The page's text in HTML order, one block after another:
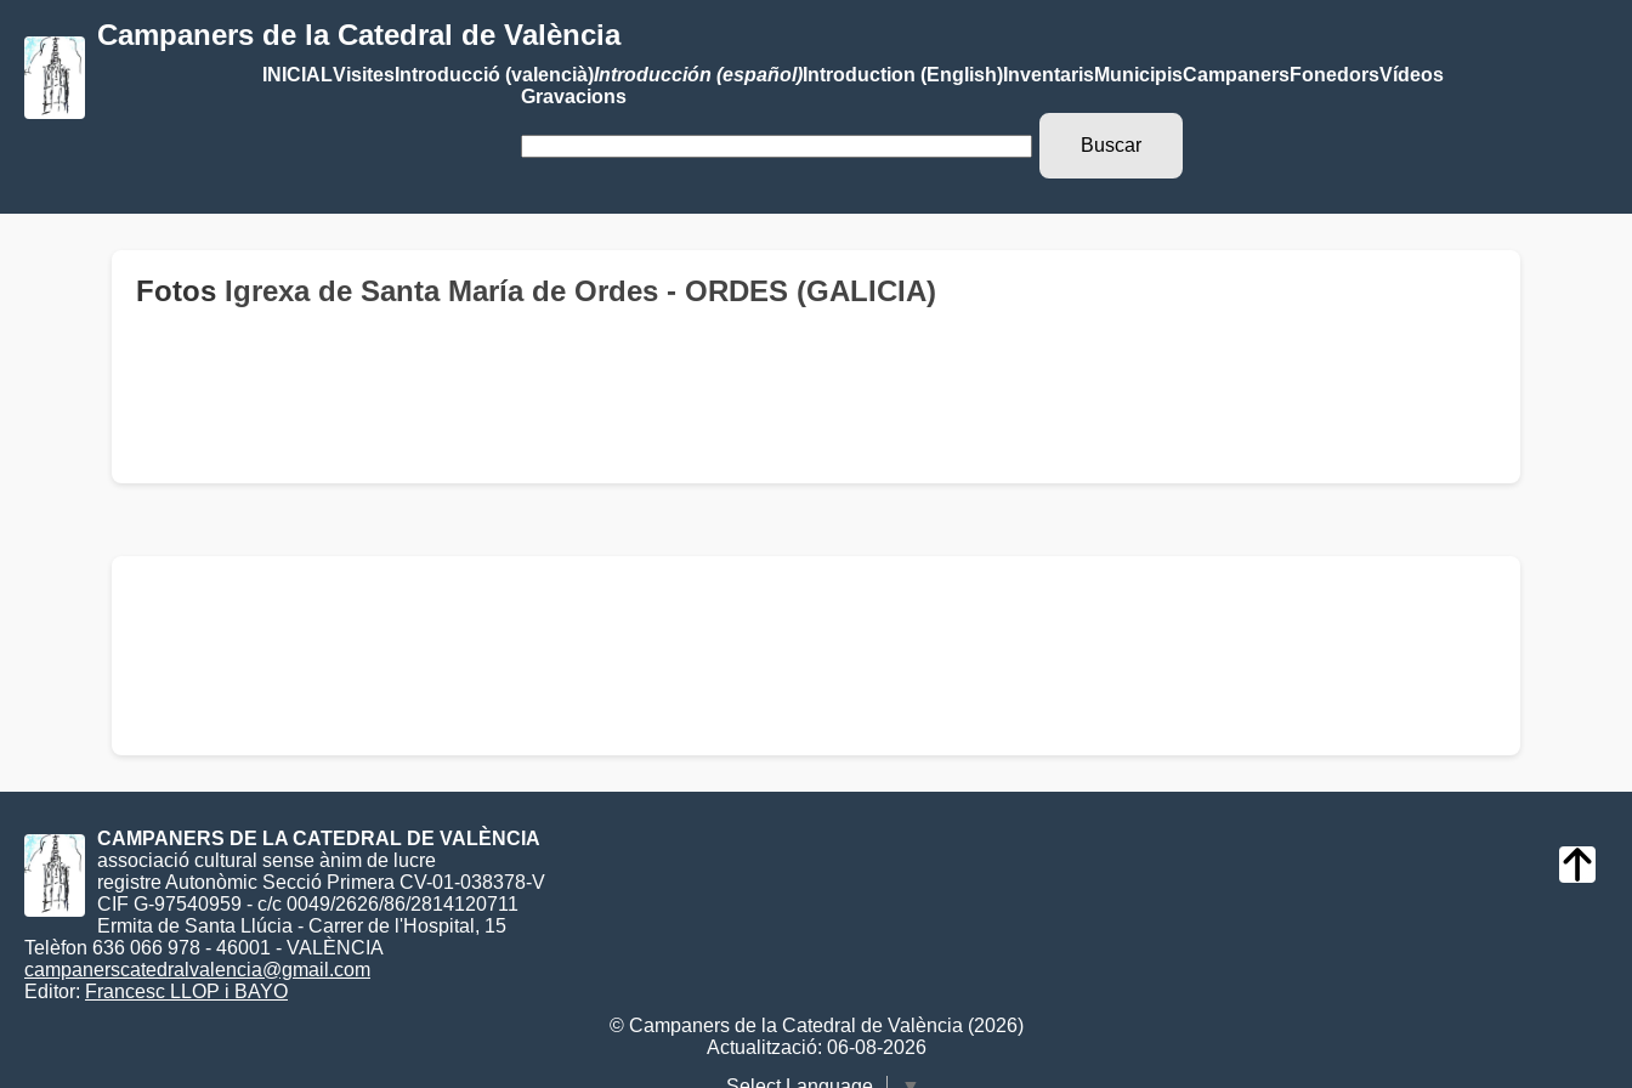
Campaners de la Catedral de València
INICIALVisitesIntroducció (valencià)Introducción (español)Introduction (English)InventarisMunicipisCampanersFonedorsVídeos
Gravacions
Fotos Igrexa de Santa María de Ordes - ORDES (GALICIA)
CAMPANERS DE LA CATEDRAL DE VALÈNCIA
associació cultural sense ànim de lucre
registre Autonòmic Secció Primera CV-01-038378-V
CIF G-97540959 - c/c 0049/2626/86/2814120711
Ermita de Santa Llúcia - Carrer de l'Hospital, 15
Telèfon 636 066 978 - 46001 - VALÈNCIA
campanerscatedralvalencia@gmail.com
Editor: Francesc LLOP i BAYO
© Campaners de la Catedral de València (2026)
Actualització: 06-08-2026